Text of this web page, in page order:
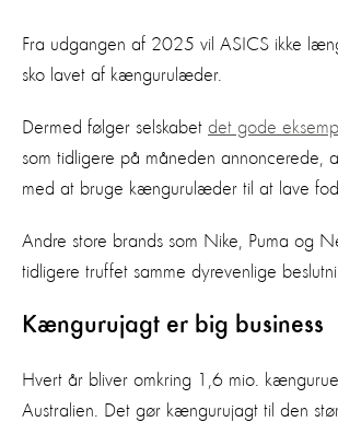
Fra udgangen af 2025 vil ASICS ikke
sko lavet af kængurulæder.
Dermed følger selskabet det gode
som tidligere på måneden annoncerede,
med at bruge kængurulæder til at lave
Andre store brands som Nike, Puma og
tidligere truffet samme dyrevenlige
Kængurujagt er big business
Hvert år bliver omkring 1,6 mio.
Australien. Det gør kængurujagt til den